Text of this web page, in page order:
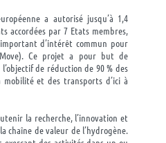
a autorisé jusqu’à 1,4
accordées par 7 Etats membres,
d’intérêt commun pour
Ce projet a pour but de
de réduction de 90 % des
mobilité et des transports d’ici à
la recherche, l’innovation et
chaîne de valeur de l’hydrogène.